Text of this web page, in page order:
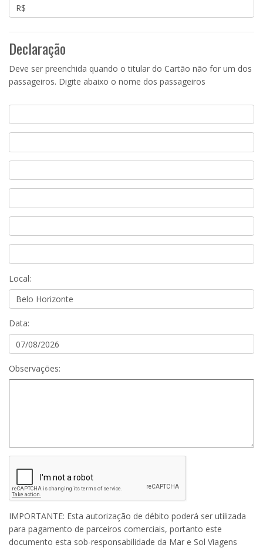
Declaração
Deve ser preenchida quando o titular do Cartão não for um dos
passageiros. Digite abaixo o nome dos passageiros
Local:
Data:
Observações:
IMPORTANTE: Esta autorização de débito poderá ser utilizada
para pagamento de parceiros comerciais, portanto este
documento esta sob-responsabilidade da Mar e Sol Viagens